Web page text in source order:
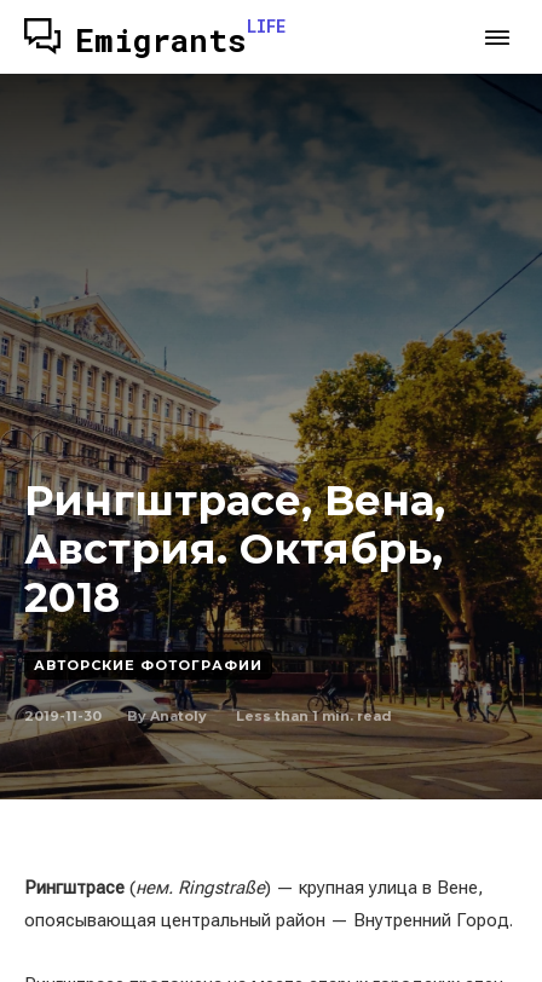
EmigrantsLIFE
Рингштрасе, Вена,
Австрия. Октябрь,
2018
АВТОРСКИЕ ФОТОГРАФИИ
2019-11-30 By Anatoly Less than 1min. read
Рингштрасе (нем. Ringstraße) — крупная улица в Вене,
опоясывающая центральный район — Внутренний Город.